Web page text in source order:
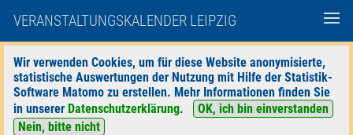
VERANSTALTUNGSKALENDER LEIPZIG
Wir verwenden Cookies, um für diese Website anonymisierte,
statistische Auswertungen der Nutzung mit Hilfe der Statistik-
Software Matomo zu erstellen. Mehr Informationen finden Sie
in unserer Datenschutzerklärung.
OK, ich bin einverstanden
Nein, bitte nicht